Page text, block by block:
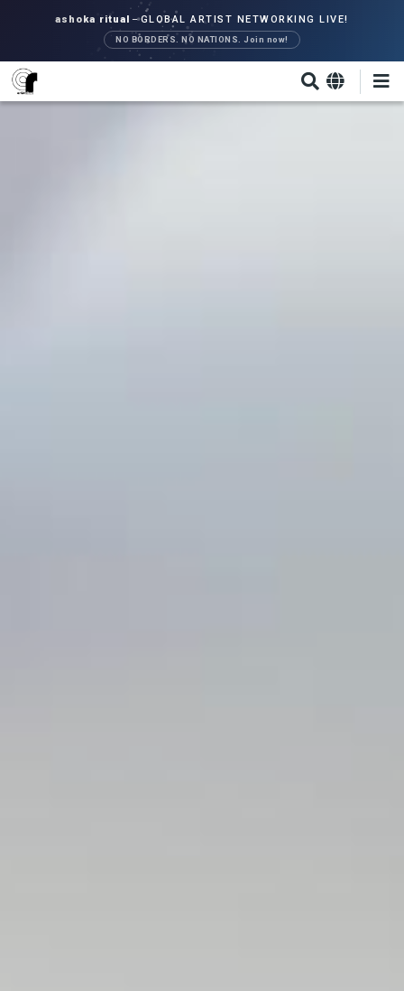
zum
Inhalt
ashoka ritual –GLOBAL ARTIST NETWORKING LIVE!
NO BORDERS. NO NATIONS. Join now!